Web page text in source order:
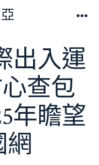
出入運
查包
年瞻望
網